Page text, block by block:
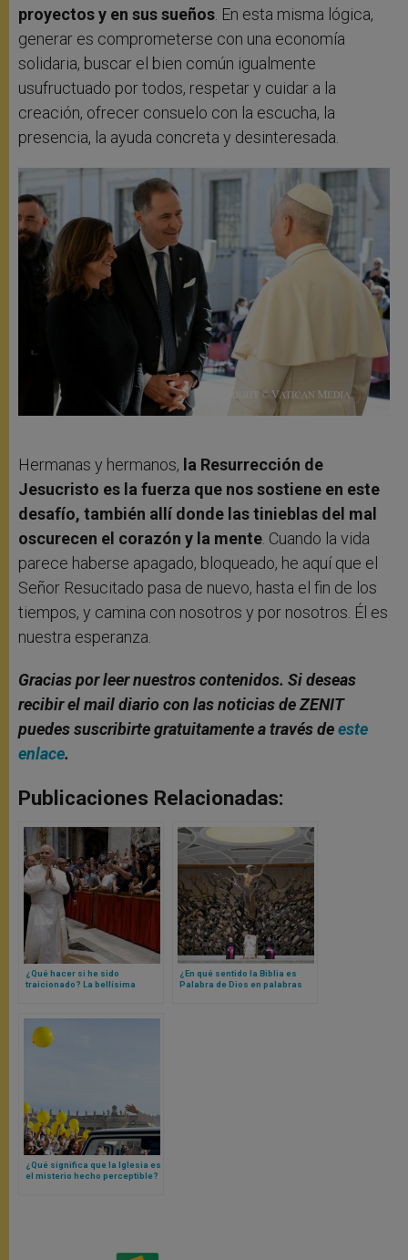
proyectos y en sus sueños . En esta misma lógica,
generar es comprometerse con una economía
solidaria, buscar el bien común igualmente
usufructuado por todos, respetar y cuidar a la
creación, ofrecer consuelo con la escucha, la
presencia, la ayuda concreta y desinteresada.
Hermanas y hermanos, la Resurrección de
Jesucristo es la fuerza que nos sostiene en este
desafío, también allí donde las tinieblas del mal
oscurecen el corazón y la mente . Cuando la vida
parece haberse apagado, bloqueado, he aquí que el
Señor Resucitado pasa de nuevo, hasta el fin de los
tiempos, y camina con nosotros y por nosotros. Él es
nuestra esperanza.
Gracias por leer nuestros contenidos. Si deseas
recibir el mail diario con las noticias de ZENIT
puedes suscribirte gratuitamente a través deeste
enlace.
Publicaciones Relacionadas:
¿Qué hacer si he sido
traicionado? La bellísima
¿En qué sentido la Biblia es
Palabra de Dios en palabras
¿Qué significa que la Iglesia es
el misterio hecho perceptible?